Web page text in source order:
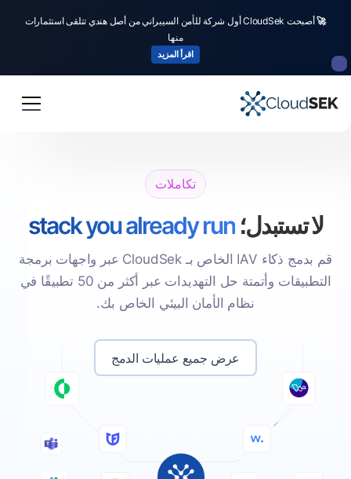
🚀
أصبحت CloudSek أول شركة للأمن السيبراني من أصل هندي تتلقى استثمارات
منها
اقرأ المزيد
تكاملات
لا تستبدل؛ stack you already run
قم بدمج ذكاء IAV الخاص بـ CloudSek عبر واجهات برمجة
التطبيقات وأتمتة حل التهديدات عبر أكثر من 50 تطبيقًا في
نظام الأمان البيئي الخاص بك.
عرض جميع عمليات الدمج